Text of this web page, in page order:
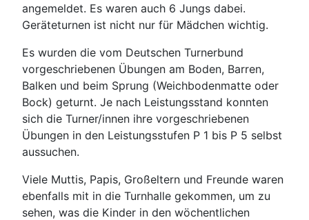
angemeldet. Es waren auch 6 Jungs dabei.
Geräteturnen ist nicht nur für Mädchen wichtig.
Es wurden die vom Deutschen Turnerbund
vorgeschriebenen Übungen am Boden, Barren,
Balken und beim Sprung (Weichbodenmatte oder
Bock) geturnt. Je nach Leistungsstand konnten
sich die Turner/innen ihre vorgeschriebenen
Übungen in den Leistungsstufen P 1 bis P 5 selbst
aussuchen.
Viele Muttis, Papis, Großeltern und Freunde waren
ebenfalls mit in die Turnhalle gekommen, um zu
sehen, was die Kinder in den wöchentlichen